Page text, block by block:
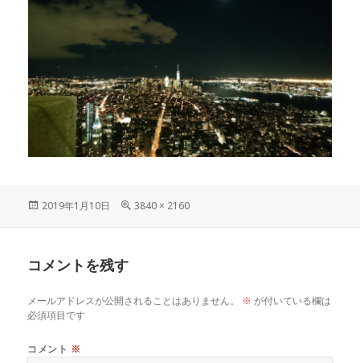
投
2019年1月10日
フ
3840 × 2160
コメントを残す
メールアドレスが公開されることはありません。 ※ が付いている欄は
必須項目です
コメント ※